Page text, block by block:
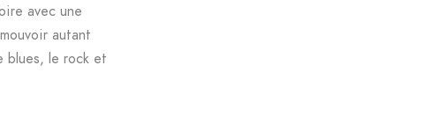
avec une
autant
blues, le rock et